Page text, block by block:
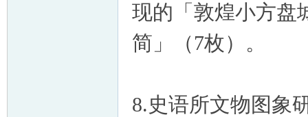
现的「敦煌小方盘
简」（7枚）。
8.史语所文物图象